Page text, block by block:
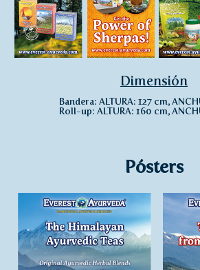
Dimensión
Bandera: ALTURA: 127 cm,
Roll-up: ALTURA: 160 cm,
Pósters